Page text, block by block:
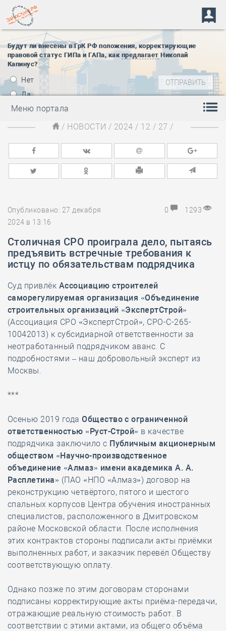
Будут ли внесены в ГрК РФ положения, корректирующие
правовой статус ГИПа и ГАПа, как предлагает Николай
Капинус?
Нет
Да
Меню портала
/ НОВОСТИ / 2024 / 12 / 27 /
Опубликовано: 27 декабря
2024 в 13:16
0 1293
Столичная СРО проиграла дело, пытаясь
предъявить встречные требования к
истцу по обязательствам подрядчика
Суд привлёк Ассоциацию строителей
саморегулируемая организация «Объединение
строительных организаций «ЭкспертСтрой»
(Ассоциация СРО «ЭкспертСтрой», СРО-С-265-
10042013) к субсидиарной ответственности за
неотработанный подрядчиком аванс. С
подробностями – наш добровольный эксперт из
Москвы.
***
Осенью 2019 годаОбщество с ограниченной
ответственностью «Руст-Строй» в качестве
подрядчика заключило с Публичным акционерным
обществом «Научно-производственное
объединение «Алмаз» имени академика А. А.
Расплетина» (ПАО «НПО «Алмаз») договор на
реконструкцию четвёртого, пятого и шестого
спальных корпусов Центра обучения иностранных
специалистов, расположенного в Дмитровском
районе Московской области. После исполнения
этих контрактов стороны подписали акты приёмки
выполненных работ, и заказчик перевёл Обществу
соответствующую оплату.
Однако позже по этим договорам сторонами
подписаны корректирующие акты приёма-передачи,
отражающие реальную стоимость работ. В
соответствии с этими актами, из общего объёма